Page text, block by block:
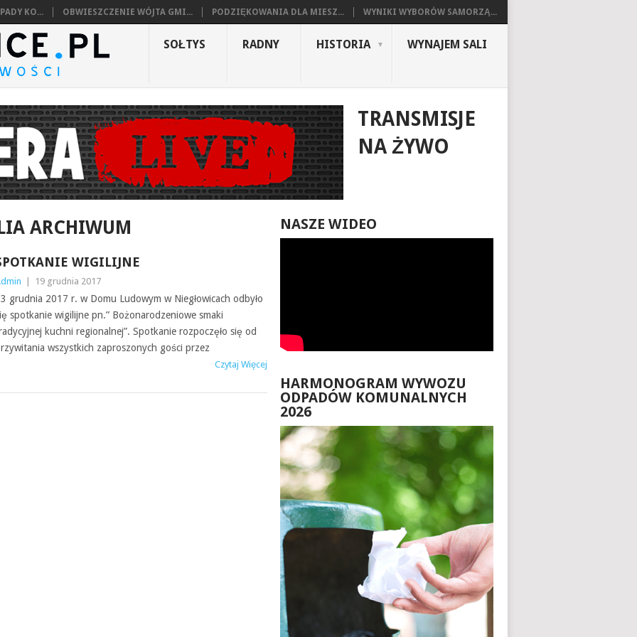
KO... OBWIESZCZENIE WÓJTA GMI... PODZIĘKOWANIA DLA MIESZ... WYNIKI WYBORÓW SAMORZĄ...
SOŁTYS RADNY HISTORIA WYNAJEM SALI
TRANSMISJE
NA ŻYWO
ARCHIWUM
WIGILIJNE
19 grudnia 2017
grudnia 2017 r. w Domu Ludowym w Niegłowicach odbyło
spotkanie wigilijne pn.” Bożonarodzeniowe smaki
kuchni regionalnej”. Spotkanie rozpoczęło się od
wszystkich zaproszonych gości przez
Czytaj Więcej
NASZE WIDEO
HARMONOGRAM WYWOZU
ODPADÓW KOMUNALNYCH
2026